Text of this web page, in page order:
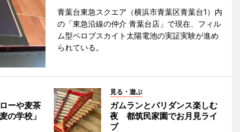
青葉台東急スクエア（横浜市青葉区青葉台1）内
の「東急沿線の仲介 青葉台店」で現在、フィル
ム型ペロブスカイト太陽電池の実証実験が進め
られている。
ーや麦茶
の学校」
見る・遊ぶ
ガムランとバリダンス楽しむ
夜 都筑民家園でお月見ライ
ブ